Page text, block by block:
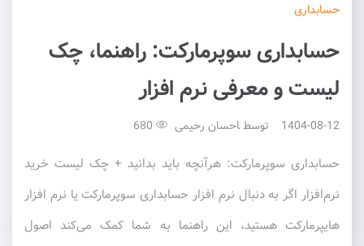
حسابداری
حسابداری سوپرمارکت: راهنما، چک
لیست و معرفی نرم افزار
1404-08-12 توسط احسان رحیمی
حسابداری سوپرمارکت: هرآنچه باید بدانید + چک لیست خرید
نرم‌افزار اگر به دنبال نرم افزار حسابداری سوپرمارکت یا نرم افزار
هایپرمارکت هستید، این راهنما به شما کمک می‌کند اصول